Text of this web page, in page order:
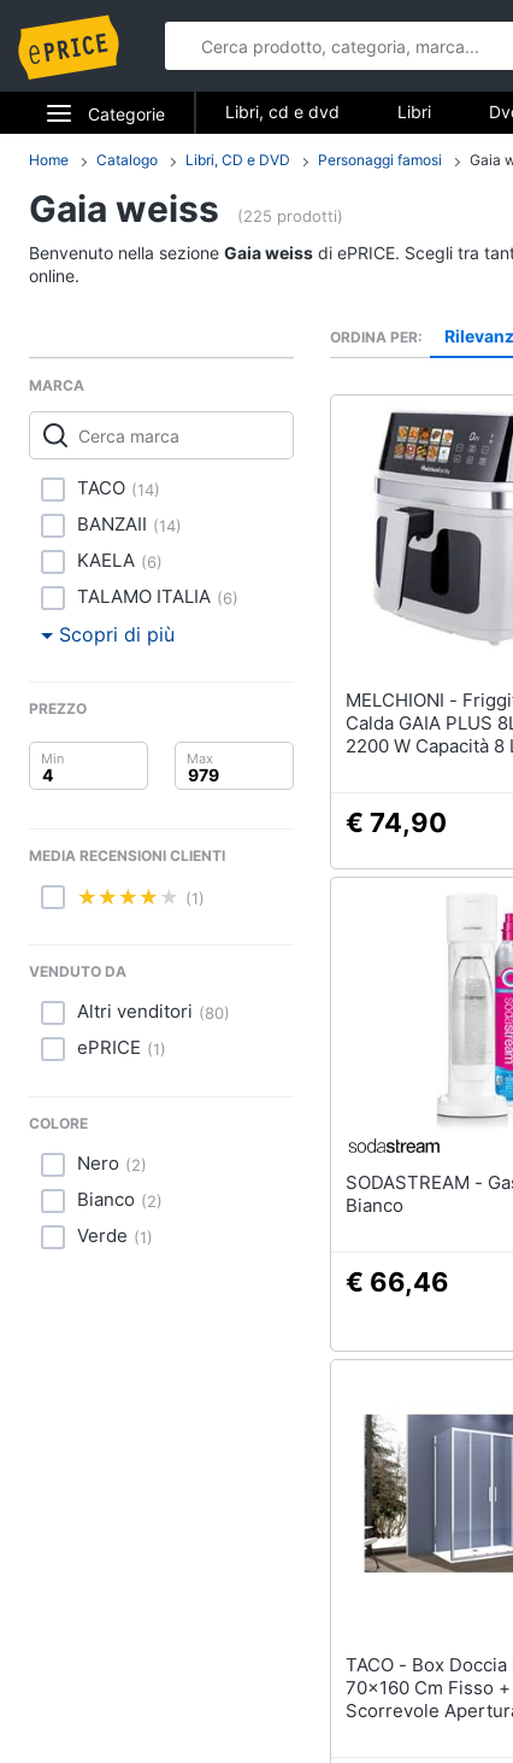
Categorie
Elettrodomestici
Informatica
Videogiochi
Audio e musica
Arredo
Brico e Giardinaggio
Prima infanzia
Casalinghi
Motori
Libri, cd e dvd
Libri, cd e
Libri di Cucina
Architettura
Vedi tutti
Libri, cd e dvd Libri
Home Catalogo Libri, CD e DVD Personaggi famosi Gaia
Gaia weiss (225 prodotti)
Benvenuto nella sezione Gaia weiss di ePRICE. Scegli tra
online.
MARCA
TACO (14)
BANZAII (14)
KAELA (6)
TALAMO ITALIA (6)
Scopri di più
PREZZO
MEDIA RECENSIONI CLIENTI
(1)
VENDUTO DA
Altri venditori (80)
ePRICE (1)
COLORE
Nero (2)
Bianco (2)
Verde (1)
ORDINA PER
MELCHIONI - Friggitrice ad Aria
Calda GAIA PLUS
2200 W Capacità 8
€ 74,90
SODASTREAM - Gasatore Gaia
Bianco
€ 66,46
TACO - Box Doccia 2 Lati
70x160 Cm Fisso
Scorrevole